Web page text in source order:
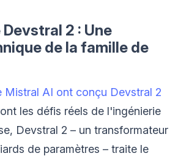
2 : Une
de la famille de
Mistral AI ont conçu Devstral 2
les défis réels de l'ingénierie
Devstral 2 – un transformateur
de paramètres – traite le